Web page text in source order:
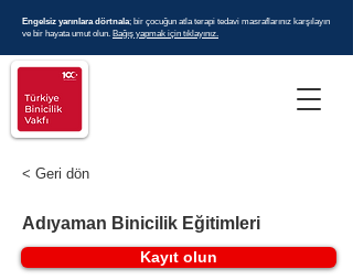
Engelsiz yarınlara dörtnala; bir çocuğun atla terapi tedavi masraflarınız karşılayın
ve bir hayata umut olun. Bağış yapmak için tıklayınız.
< Geri dön
Adıyaman Binicilik Eğitimleri
Kayıt olun